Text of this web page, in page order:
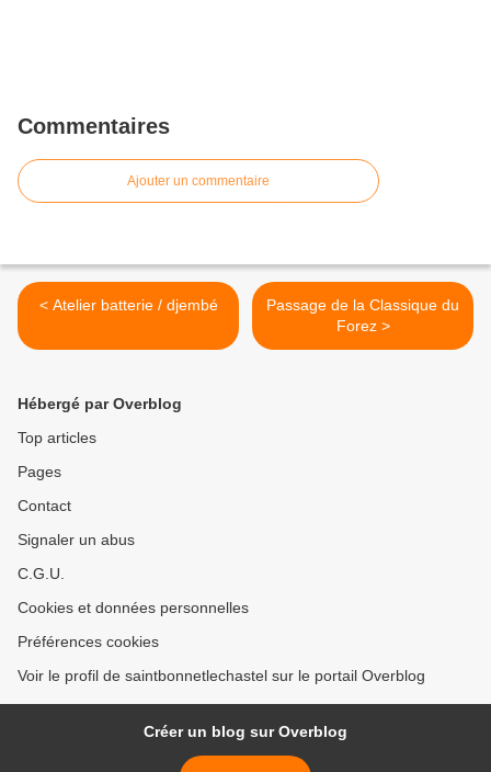
Commentaires
Ajouter un commentaire
< Atelier batterie / djembé
Passage de la Classique du
Forez >
Hébergé par Overblog
Top articles
Pages
Contact
Signaler un abus
C.G.U.
Cookies et données personnelles
Préférences cookies
Voir le profil de saintbonnetlechastel sur le portail Overblog
Créer un blog sur Overblog